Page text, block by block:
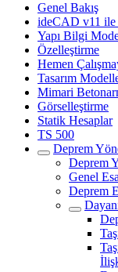
Genel Bakış
ideCAD v11 ile
Yapı Bilgi
Özelleştirme
Hemen
Tasarım
Mimari
Görselleştirme
Statik Hesaplar
TS 500
Deprem
Deprem
Genel
Deprem